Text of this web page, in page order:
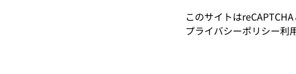
・当社は保有個人データの利用目的の通知の求め
の停止に関する請求、又は第三者提供記録の開示
ります。開示等の請求等は、以下の「個人情報苦情
このサイトはreCAPTCHA
プライバシーポリシー利